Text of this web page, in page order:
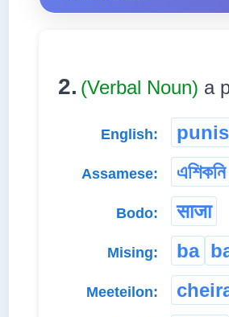
2. (Verbal Noun) a
English:
Assamese: এশিকনি
Bodo: साजा
Mising: ba
Meeteilon: